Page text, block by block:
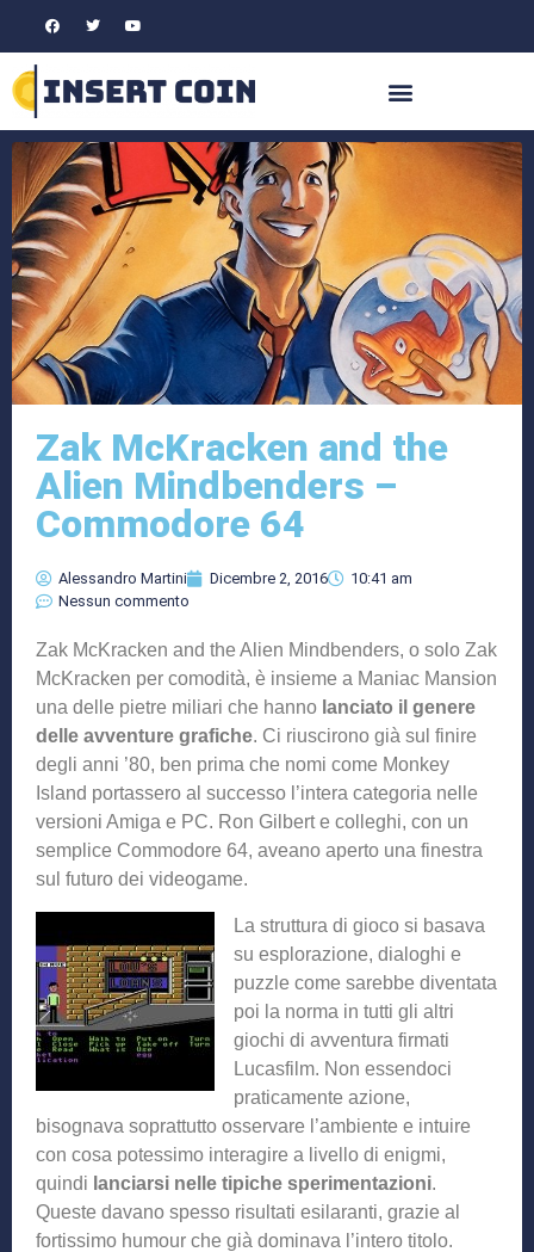
Zak McKracken and the
Alien Mindbenders –
Commodore 64
Alessandro Martini Dicembre 2, 2016
10:41 am
Nessun commento
Zak McKracken and the Alien Mindbenders, o solo Zak
McKracken per comodità, è insieme a Maniac Mansion
una delle pietre miliari che hanno lanciato il genere
delle avventure grafiche. Ci riuscirono già sul finire
degli anni ’80, ben prima che nomi come Monkey
Island portassero al successo l’intera categoria nelle
versioni Amiga e PC. Ron Gilbert e colleghi, con un
semplice Commodore 64, aveano aperto una finestra
sul futuro dei videogame.
La struttura di gioco si basava
su esplorazione, dialoghi e
puzzle come sarebbe diventata
poi la norma in tutti gli altri
giochi di avventura firmati
Lucasfilm. Non essendoci
praticamente azione,
bisognava soprattutto osservare l’ambiente e intuire
con cosa potessimo interagire a livello di enigmi,
quindi lanciarsi nelle tipiche sperimentazioni.
Queste davano spesso risultati esilaranti, grazie al
fortissimo humour che già dominava l’intero titolo.